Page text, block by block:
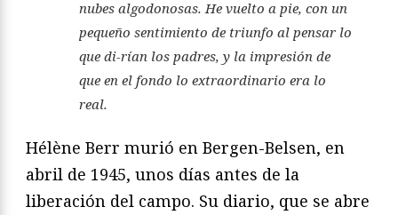
nubes algodonosas. He vuelto a pie, con un
pequeño sentimiento de triunfo al pensar lo
que di-rían los padres, y la impresión de
que en el fondo lo extraordinario era lo
real.
Hélène Berr murió en Bergen-Belsen, en
abril de 1945, unos días antes de la
liberación del campo. Su diario, que se abre